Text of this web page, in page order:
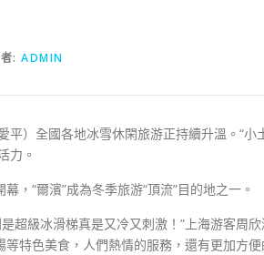
: ADMIN
）全國各地冰雪休閑旅游正持續升溫。“小
力。
，“爾濱”成為冬季旅游“頂流”目的地之一。
是超級冰滑梯真是又冷又刺激！”上海游客周
特色美食，人們熱情的服務，還有更加方